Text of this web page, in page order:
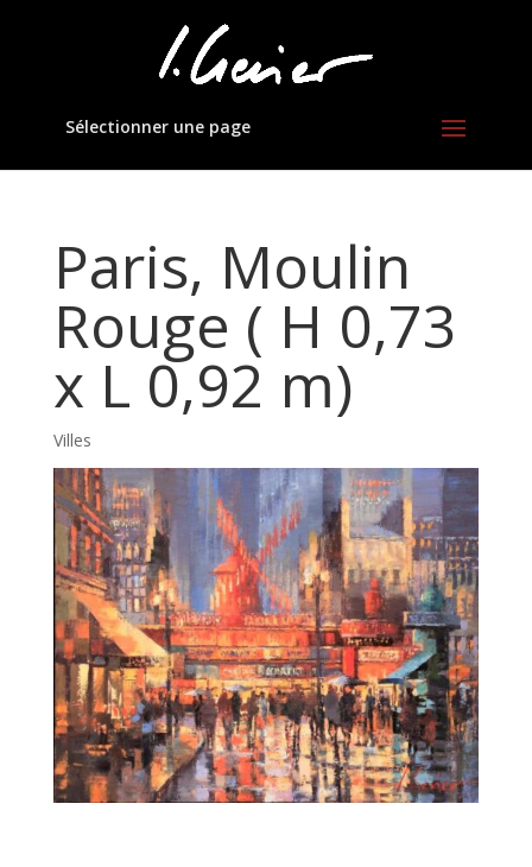
Sélectionner une page
Paris, Moulin
Rouge ( H 0,73
x L 0,92 m)
Villes